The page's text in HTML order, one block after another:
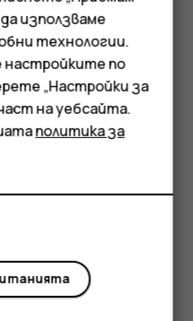
събитие,
иmode_edit и редактирайте
отговор?
използваме
технологии.
по
„Настройки за
на уебсайта.
политика за